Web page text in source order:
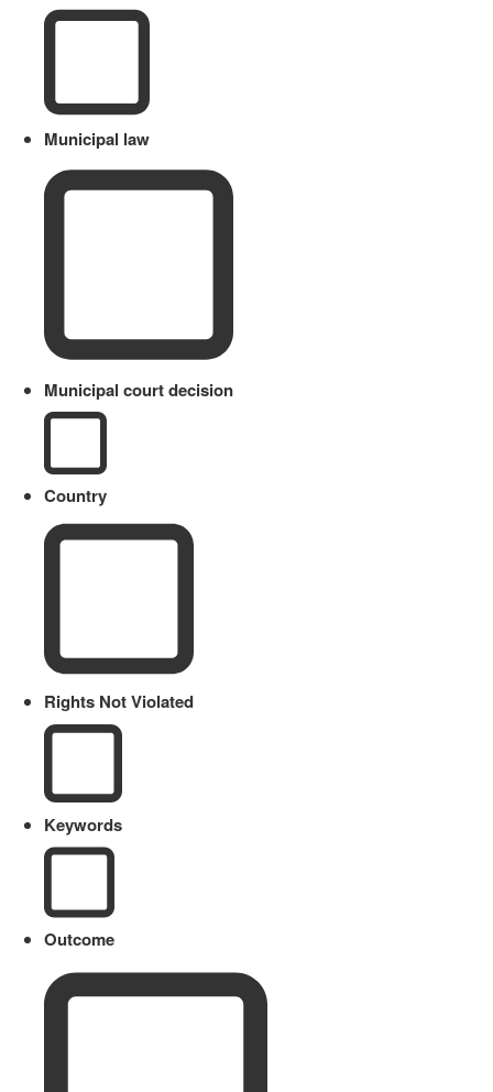
Municipal law
Municipal court decision
Country
Rights Not Violated
Keywords
Outcome